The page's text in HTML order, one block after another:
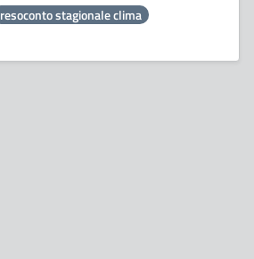
resoconto stagionale clima